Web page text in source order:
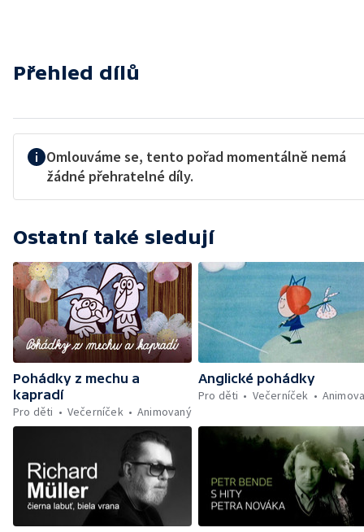
Přehled dílů
Omlouváme se, tento pořad momentálně nemá
žádné přehratelné díly.
Ostatní také sledují
Pohádky z mechu a
kapradí
Pro děti
Večerníček Animovaný
Anglické pohádky
Pro děti
Večerníček